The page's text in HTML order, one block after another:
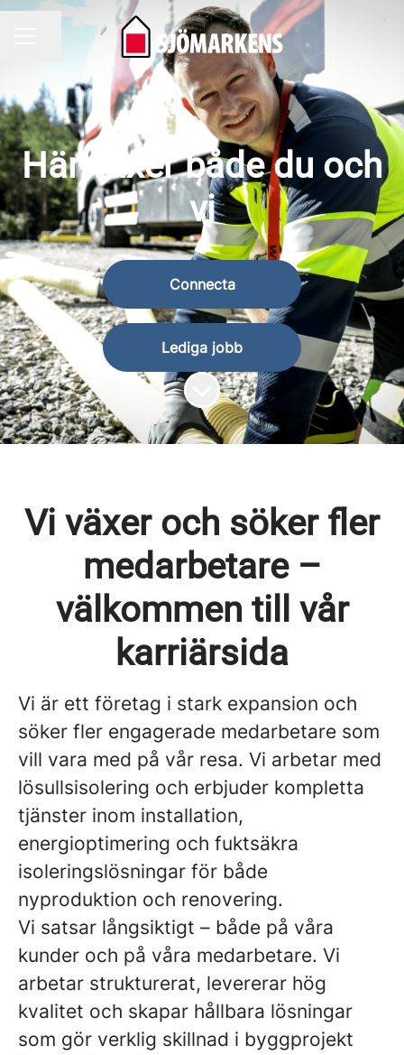
KARRIÄRMENY
Dela sidan
Här växer både du och
vi
Connecta
Lediga jobb
Skrolla för mer innehåll
Vi växer och söker fler
medarbetare –
välkommen till vår
karriärsida
Vi är ett företag i stark expansion och
söker fler engagerade medarbetare som
vill vara med på vår resa. Vi arbetar med
lösullsisolering och erbjuder kompletta
tjänster inom installation,
energioptimering och fuktsäkra
isoleringslösningar för både
nyproduktion och renovering.
Vi satsar långsiktigt – både på våra
kunder och på våra medarbetare. Vi
arbetar strukturerat, levererar hög
kvalitet och skapar hållbara lösningar
som gör verklig skillnad i byggprojekt